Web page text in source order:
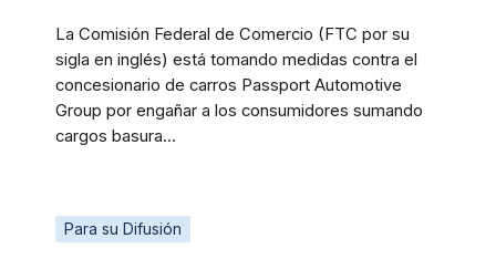
La Comisión Federal de Comercio (FTC por su
sigla en inglés) está tomando medidas contra el
concesionario de carros Passport Automotive
Group por engañar a los consumidores sumando
cargos basura...
Para su Difusión